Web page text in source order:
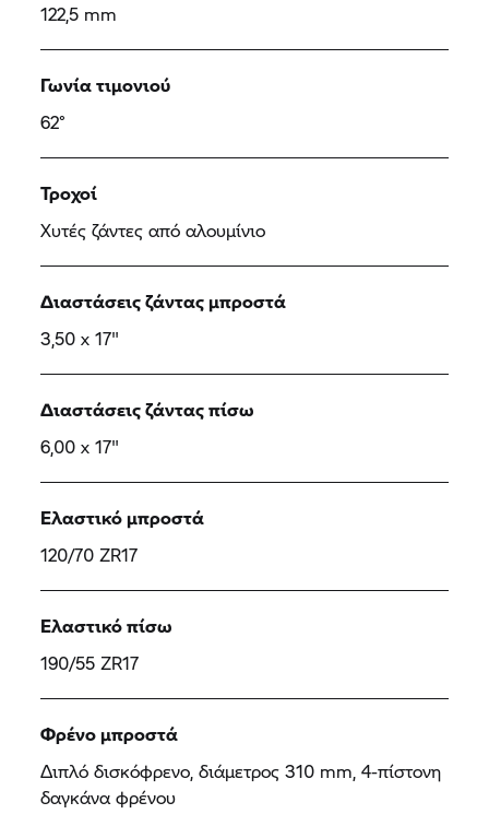
122,5 mm
Γωνία τιμονιού
62°
Τροχοί
Χυτές ζάντες από αλουμίνιο
Διαστάσεις ζάντας μπροστά
3,50 x 17"
Διαστάσεις ζάντας πίσω
6,00 x 17"
Ελαστικό μπροστά
120/70 ZR17
Ελαστικό πίσω
190/55 ZR17
Φρένο μπροστά
Διπλό δισκόφρενο, διάμετρος 310 mm, 4-πίστονη
δαγκάνα φρένου